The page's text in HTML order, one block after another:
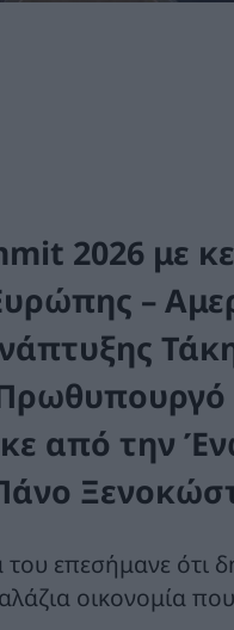
2026 με
–
από την
του επεσήμανε ότι
οικονομία